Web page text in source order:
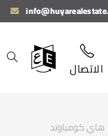
الاتصال
هاي كومباوند